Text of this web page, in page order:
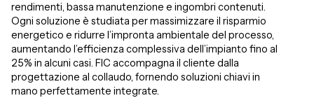
rendimenti, bassa manutenzione e ingombri contenuti.
Ogni soluzione è studiata per massimizzare il risparmio
energetico e ridurre l’impronta ambientale del processo,
aumentando l’efficienza complessiva dell’impianto fino al
25% in alcuni casi. FIC accompagna il cliente dalla
progettazione al collaudo, fornendo soluzioni chiavi in
mano perfettamente integrate.